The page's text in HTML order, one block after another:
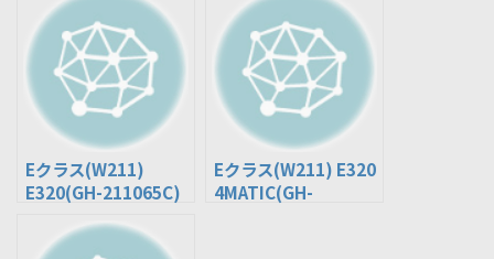
Eクラス(W211)
E320(GH-211065C)
Eクラス(W211) E320
4MATIC(GH-